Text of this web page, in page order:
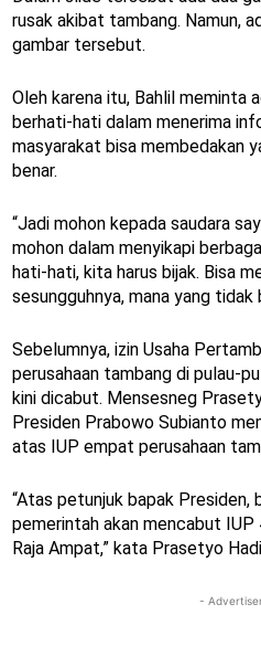
rusak akibat tambang. Namun,
gambar tersebut.
Oleh karena itu, Bahlil meminta
berhati-hati dalam menerima
masyarakat bisa membedakan
benar.
“Jadi mohon kepada saudara
mohon dalam menyikapi
hati-hati, kita harus bijak. Bisa
sesungguhnya, mana yang tidak
Sebelumnya, izin Usaha
perusahaan tambang di pulau-
kini dicabut. Mensesneg
Presiden Prabowo Subianto
atas IUP empat perusahaan
“Atas petunjuk bapak Presiden,
pemerintah akan mencabut IUP
Raja Ampat,” kata Prasetyo
-